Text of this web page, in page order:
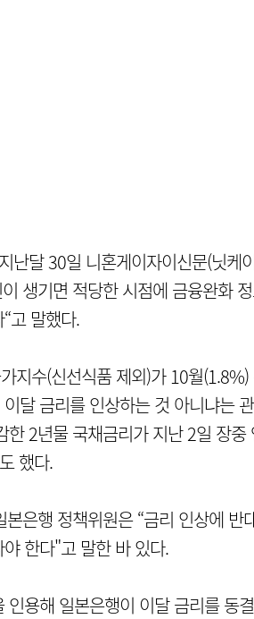
난달 30일 니혼게이자이신문(닛케
생기면 적당한 시점에 금융완화
고 말했다.
지수(신선식품 제외)가 10월
달 금리를 인상하는 것 아니냐는
한 2년물 국채금리가 지난 2일 장
했다.
은행 정책위원은 “금리 인상에 반
한다"고 말한 바 있다.
용해 일본은행이 이달 금리를 동